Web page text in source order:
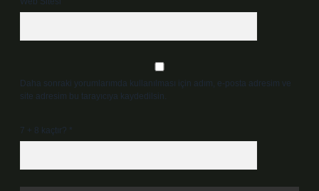
Daha sonraki yorumlarımda kullanılması için adım, e-posta adresim ve
site adresim bu tarayıcıya kaydedilsin.
7 + 8 kaçtır? *